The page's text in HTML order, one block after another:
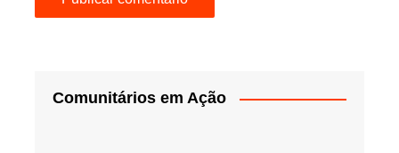
Comunitários em Ação